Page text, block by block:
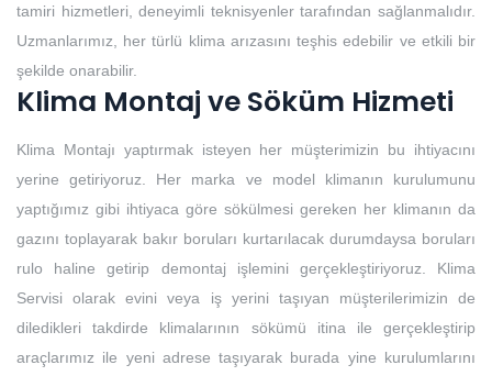
tamiri hizmetleri, deneyimli teknisyenler tarafından sağlanmalıdır.
Uzmanlarımız, her türlü klima arızasını teşhis edebilir ve etkili bir
şekilde onarabilir.
Klima Montaj ve Söküm Hizmeti
Klima Montajı yaptırmak isteyen her müşterimizin bu ihtiyacını
yerine getiriyoruz. Her marka ve model klimanın kurulumunu
yaptığımız gibi ihtiyaca göre sökülmesi gereken her klimanın da
gazını toplayarak bakır boruları kurtarılacak durumdaysa boruları
rulo haline getirip demontaj işlemini gerçekleştiriyoruz. Klima
Servisi olarak evini veya iş yerini taşıyan müşterilerimizin de
diledikleri takdirde klimalarının sökümü itina ile gerçekleştirip
araçlarımız ile yeni adrese taşıyarak burada yine kurulumlarını